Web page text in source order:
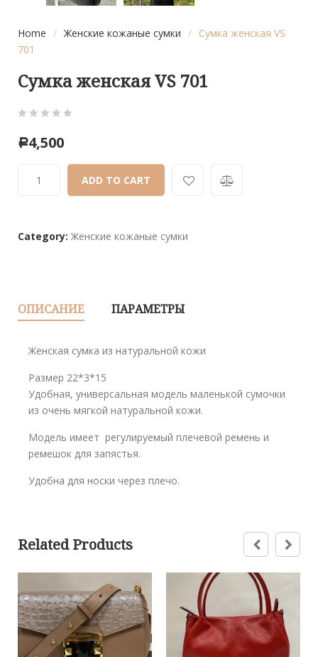
Home / Женские кожаные сумки / Сумка женская VS
701
Сумка женская VS 701
out
based
ratings
Р4,500
ADD TO CART
Category: Женские кожаные сумки
ОПИСАНИЕ ПАРАМЕТРЫ
Женская сумка из натуральной кожи
Размер 22*3*15
Удобная, универсальная модель маленькой сумочки
из очень мягкой натуральной кожи.
Модель имеет регулируемый плечевой ремень и
ремешок для запястья.
Удобна для носки через плечо.
Related Products